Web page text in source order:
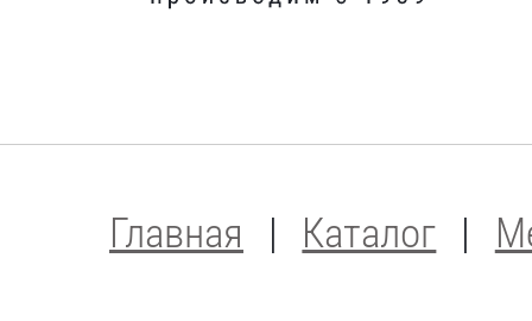
Главная Каталог